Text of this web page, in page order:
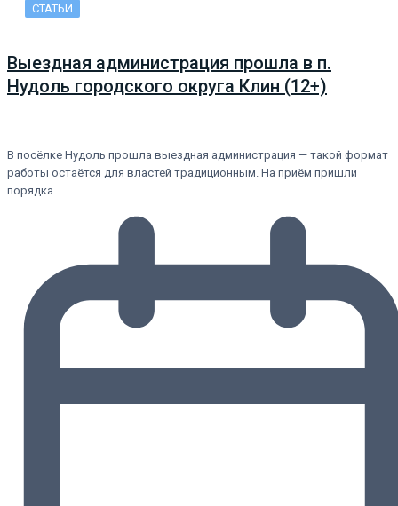
СТАТЬИ
Выездная администрация прошла в п.
Нудоль городского округа Клин (12+)
В посёлке Нудоль прошла выездная администрация — такой формат
работы остаётся для властей традиционным. На приём пришли
порядка…